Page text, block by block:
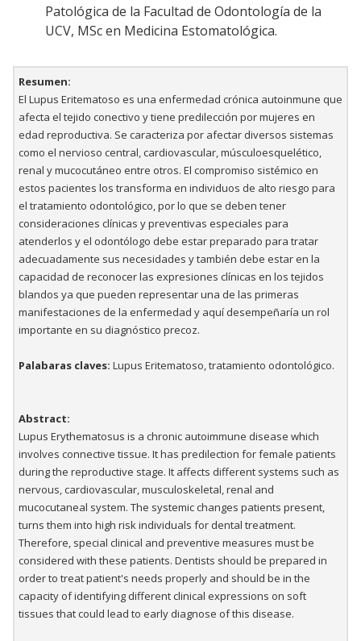
Patológica de la Facultad de Odontología de la
UCV, MSc en Medicina Estomatológica.
Resumen:
El Lupus Eritematoso es una enfermedad crónica autoinmune que
afecta el tejido conectivo y tiene predilección por mujeres en
edad reproductiva. Se caracteriza por afectar diversos sistemas
como el nervioso central, cardiovascular, músculoesquelético,
renal y mucocutáneo entre otros. El compromiso sistémico en
estos pacientes los transforma en individuos de alto riesgo para
el tratamiento odontológico, por lo que se deben tener
consideraciones clínicas y preventivas especiales para
atenderlos y el odontólogo debe estar preparado para tratar
adecuadamente sus necesidades y también debe estar en la
capacidad de reconocer las expresiones clínicas en los tejidos
blandos ya que pueden representar una de las primeras
manifestaciones de la enfermedad y aquí desempeñaría un rol
importante en su diagnóstico precoz.
Palabaras claves: Lupus Eritematoso, tratamiento odontológico.
Abstract:
Lupus Erythematosus is a chronic autoimmune disease which
involves connective tissue. It has predilection for female patients
during the reproductive stage. It affects different systems such as
nervous, cardiovascular, musculoskeletal, renal and
mucocutaneal system. The systemic changes patients present,
turns them into high risk individuals for dental treatment.
Therefore, special clinical and preventive measures must be
considered with these patients. Dentists should be prepared in
order to treat patient's needs properly and should be in the
capacity of identifying different clinical expressions on soft
tissues that could lead to early diagnose of this disease.